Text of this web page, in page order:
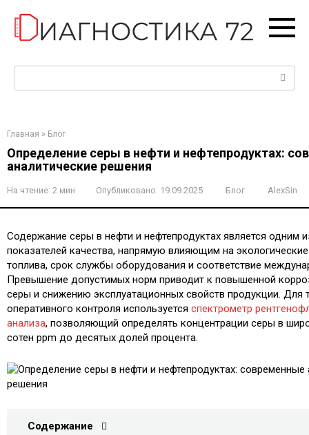
контенту
Главная » Блог
Определение серы в нефти и нефтепродуктах:
аналитические решения
На чтение: 2 мин Опубликовано: 19.09.2025 Блог AlexSin
Содержание серы в нефти и нефтепродуктах является одним
показателей качества, напрямую влияющим на экологические
топлива, срок службы оборудования и соответствие
Превышение допустимых норм приводит к повышенной
серы и снижению эксплуатационных свойств продукции. Для
оперативного контроля используется спектрометр
анализа, позволяющий определять концентрации серы в
сотен ppm до десятых долей процента.
Содержание